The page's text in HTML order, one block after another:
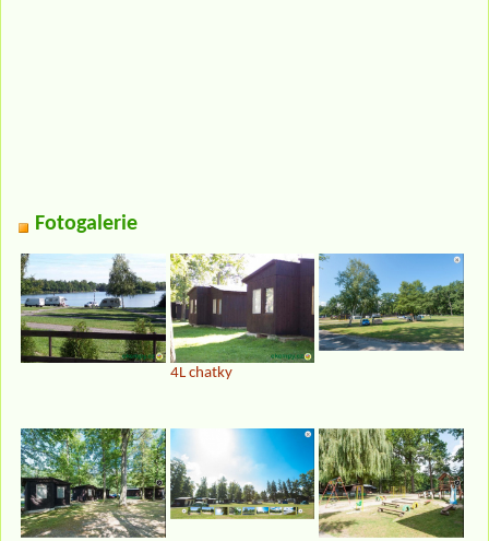
Fotogalerie
4L chatky